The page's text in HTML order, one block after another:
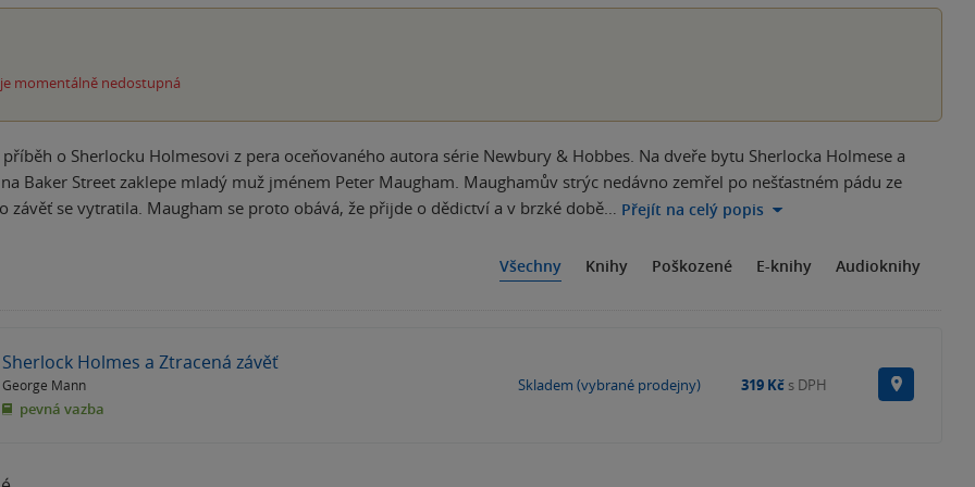
momentálně nedostupná
o Sherlocku Holmesovi z pera oceňovaného autora série Newbury & Hobbes. Na dveře bytu Sherlocka Holmese a
Baker Street zaklepe mladý muž jménem Peter Maugham. Maughamův strýc nedávno zemřel po nešťastném pádu ze
závěť se vytratila. Maugham se proto obává, že přijde o dědictví a v brzké době… Přejít na celý popis
Všechny Knihy Poškozené E-knihy Audioknihy
Sherlock Holmes a Ztracená závěť
George Mann
pevná vazba
Skladem (vybrané prodejny) 319 Kč s DPH